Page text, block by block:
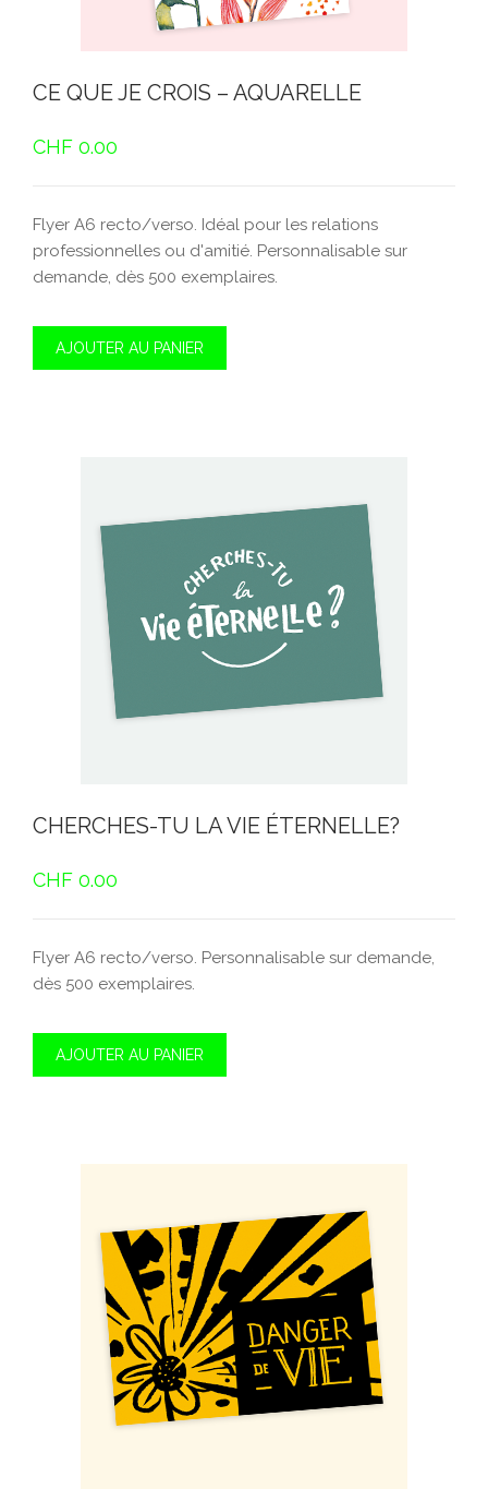
CE QUE JE CROIS – AQUARELLE
CHF 0.00
Flyer A6 recto/verso. Idéal pour les relations
professionnelles ou d'amitié. Personnalisable sur
demande, dès 500 exemplaires.
AJOUTER AU PANIER
CHERCHES-TU LA VIE ÉTERNELLE?
CHF 0.00
Flyer A6 recto/verso. Personnalisable sur demande,
dès 500 exemplaires.
AJOUTER AU PANIER